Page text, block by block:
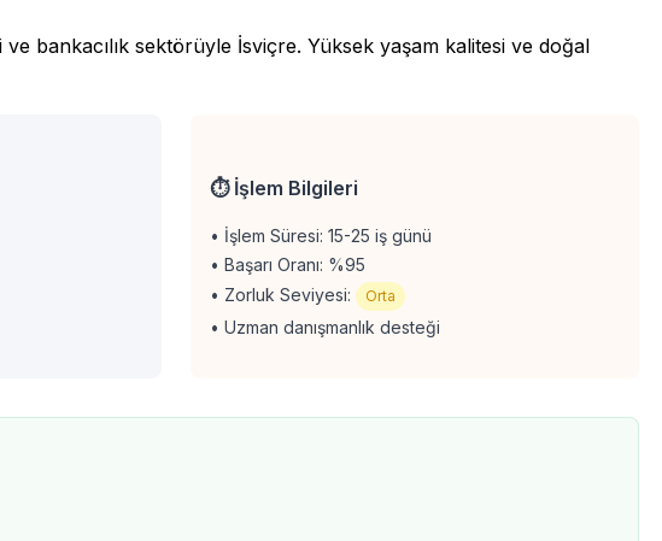
bankacılık sektörüyle İsviçre. Yüksek yaşam kalitesi ve doğal
⏱️ İşlem Bilgileri
• İşlem Süresi: 15-25 iş günü
• Başarı Oranı: %95
• Zorluk Seviyesi:
Orta
• Uzman danışmanlık desteği